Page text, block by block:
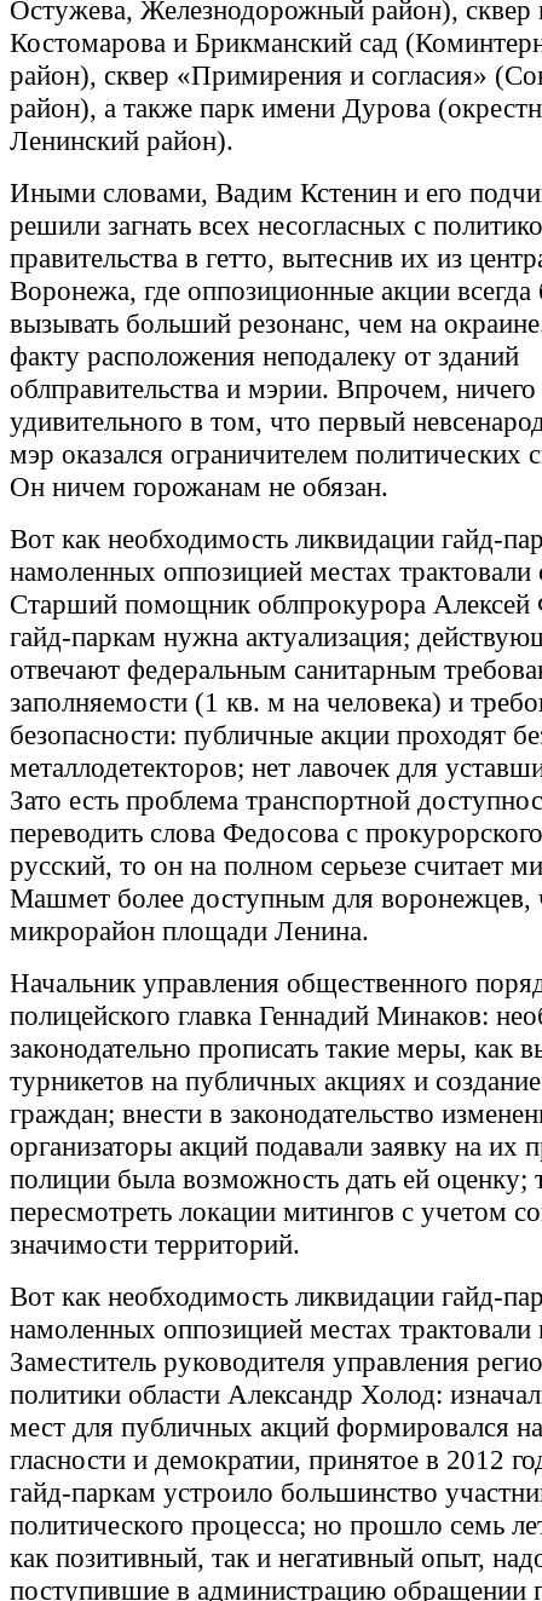
Остужева, Железнодорожный район), сквер
Костомарова и Брикманский сад
район), сквер «Примирения и согласия»
район), а также парк имени Дурова
Ленинский район).
Иными словами, Вадим Кстенин и его
решили загнать всех несогласных с
правительства в гетто, вытеснив их из
Воронежа, где оппозиционные акции всегда
вызывать больший резонанс, чем на
факту расположения неподалеку от зданий
облправительства и мэрии. Впрочем, ничего
удивительного в том, что первый
мэр оказался ограничителем политических
Он ничем горожанам не обязан.
Вот как необходимость ликвидации гайд-
намоленных оппозицией местах трактовали
Старший помощник облпрокурора Алексей
гайд-паркам нужна актуализация;
отвечают федеральным санитарным
заполняемости (1 кв. м на человека) и
безопасности: публичные акции проходят
металлодетекторов; нет лавочек для
Зато есть проблема транспортной
переводить слова Федосова с
русский, то он на полном серьезе считает
Машмет более доступным для воронежцев,
микрорайон площади Ленина.
Начальник управления общественного
полицейского главка Геннадий Минаков:
законодательно прописать такие меры, как
турникетов на публичных акциях и
граждан; внести в законодательство
организаторы акций подавали заявку на их
полиции была возможность дать ей оценку;
пересмотреть локации митингов с учетом
значимости территорий.
Вот как необходимость ликвидации гайд-
намоленных оппозицией местах трактовали
Заместитель руководителя управления
политики области Александр Холод:
мест для публичных акций формировался
гласности и демократии, принятое в 2012
гайд-паркам устроило большинство
политического процесса; но прошло семь
как позитивный, так и негативный опыт,
поступившие в администрацию обращении